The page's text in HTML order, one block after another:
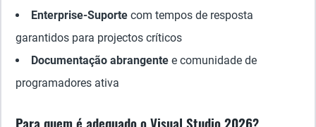
Enterprise-Suporte com tempos de resposta
garantidos para projectos críticos
Documentação abrangente e comunidade de
programadores ativa
Para quem é adequado o Visual Studio 2026?